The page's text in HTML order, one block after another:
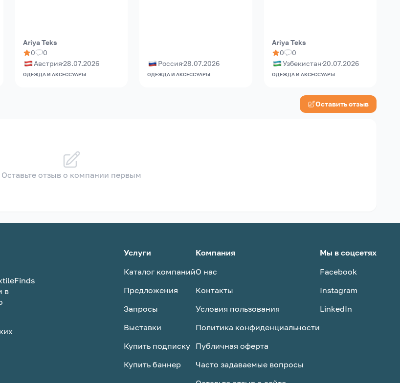
Ariya Teks
0
0
Австрия28.07.2026
ОДЕЖДА И АКСЕССУАРЫ
Россия28.07.2026
ОДЕЖДА И АКСЕССУАРЫ
Ariya Teks
0
0
Узбекистан20.07.2026
ОДЕЖДА И АКСЕССУАРЫ
Оставить отзыв
Оставьте отзыв о компании первым
в
Услуги
Каталог компаний
Предложения
Запросы
Выставки
Купить подписку
Купить баннер
Компания
О нас
Контакты
Условия пользования
Политика конфиденциальности
Публичная оферта
Часто задаваемые вопросы
Мы в соцсетях
Facebook
Instagram
LinkedIn